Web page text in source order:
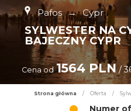
Pafos → Cypr
SYLWESTER NA
BAJECZNY CYPR
Cena od 1564 PLN/
Strona główna / Oferta /
Numer